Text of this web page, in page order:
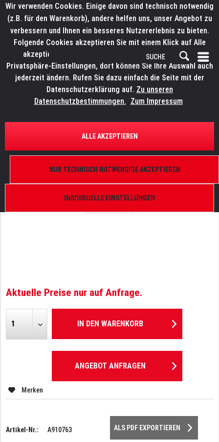
ÜBERSICHT ERSATZTEILE
ELATION 9900004122
Aktuelle Preise nur auf Anfrage.
IN DEN WARENKORB
ANGEBOT ANFRAGEN
Merken
Artikel-Nr.: A910763 ALS PDF EXPORTIEREN
Wir verwenden Cookies. Einige davon sind technisch notwendig
(z.B. für den Warenkorb), andere helfen uns, unser Angebot zu
verbessern und Ihnen ein besseres Nutzererlebnis zu bieten.
Folgende Cookies akzeptieren Sie mit einem Klick auf Alle
akzeptieren. Weitere Informationen finden Sie in den
Privatsphäre-Einstellungen, dort können Sie Ihre Auswahl auch
jederzeit ändern. Rufen Sie dazu einfach die Seite mit der
Datenschutzerklärung auf. Zu unseren
Datenschutzbestimmungen. Zum Impressum
INDIVIDUELLE EINSTELLUNGEN
NUR TECHNISCH NOTWENDIGE AKZEPTIEREN
ALLE AKZEPTIEREN